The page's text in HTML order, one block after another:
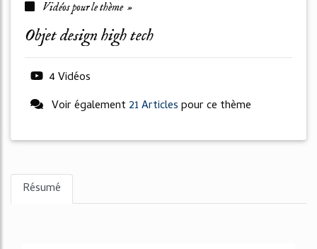
Vidéos pour le thème »
objet design high tech
4 Vidéos
Voir également 21 Articlespour ce thème
Résumé